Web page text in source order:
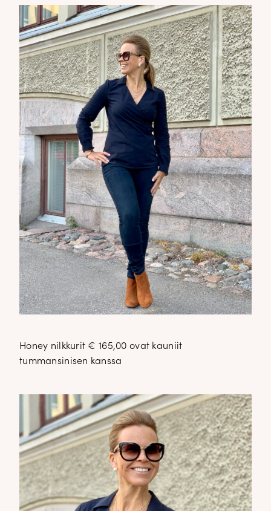
Honey nilkkurit € 165,00 ovat kauniit
tummansinisen kanssa